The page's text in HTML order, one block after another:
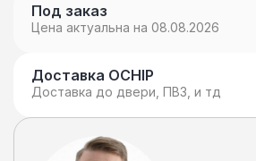
Под заказ
Цена актуальна на 08.08.2026
Доставка OCHIP
Доставка до двери, ПВЗ, и тд